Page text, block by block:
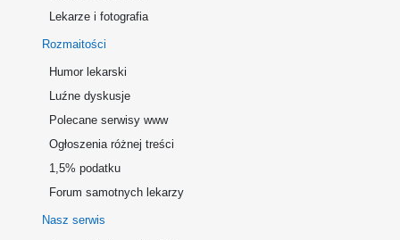
Lekarze i fotografia
Rozmaitości
Humor lekarski
Luźne dyskusje
Polecane serwisy www
Ogłoszenia różnej treści
1,5% podatku
Forum samotnych lekarzy
Nasz serwis